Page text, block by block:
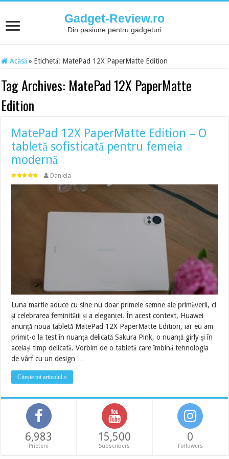
Gadget-Review.ro
Din pasiune pentru gadgeturi
Acasă » Etichetă: MatePad 12X PaperMatte Edition
Tag Archives: MatePad 12X PaperMatte
Edition
MatePad 12X PaperMatte Edition – O
tabletă sofisticată pentru femeia
modernă
Daniela
Luna martie aduce cu sine nu doar primele semne ale primăverii, ci
și celebrarea feminității și a eleganței. În acest context, Huawei
anunță noua tabletă MatePad 12X PaperMatte Edition, iar eu am
primit-o la test în nuanța delicată Sakura Pink, o nuanță girly și în
același timp delicată. Vorbim de o tabletă care îmbină tehnologia
de vârf cu un design …
Citește tot articolul »
6,983
Prieteni
15,500
Subscribers
0
Followers